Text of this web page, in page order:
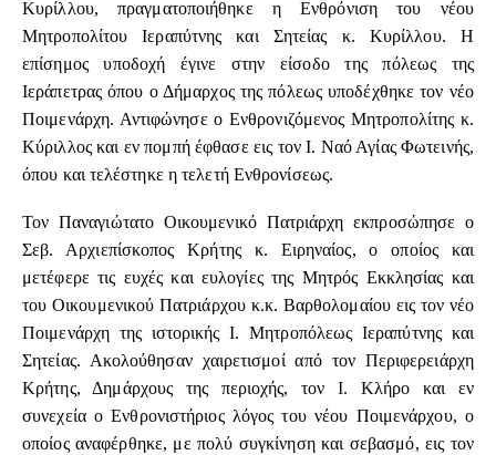
Κυρίλλου, πραγματοποιήθηκε η Ενθρόνιση του νέου
Μητροπολίτου Ιεραπύτνης και Σητείας κ. Κυρίλλου. Η
επίσημος υποδοχή έγινε στην είσοδο της πόλεως της
Ιεράπετρας όπου ο Δήμαρχος της πόλεως υποδέχθηκε τον νέο
Ποιμενάρχη. Αντιφώνησε ο Ενθρονιζόμενος Μητροπολίτης κ.
Κύριλλος και εν πομπή έφθασε εις τον Ι. Ναό Αγίας Φωτεινής,
όπου και τελέστηκε η τελετή Ενθρονίσεως.
Τον Παναγιώτατο Οικουμενικό Πατριάρχη εκπροσώπησε ο
Σεβ. Αρχιεπίσκοπος Κρήτης κ. Ειρηναίος, ο οποίος και
μετέφερε τις ευχές και ευλογίες της Μητρός Εκκλησίας και
του Οικουμενικού Πατριάρχου κ.κ. Βαρθολομαίου εις τον νέο
Ποιμενάρχη της ιστορικής Ι. Μητροπόλεως Ιεραπύτνης και
Σητείας. Ακολούθησαν χαιρετισμοί από τον Περιφερειάρχη
Κρήτης, Δημάρχους της περιοχής, τον Ι. Κλήρο και εν
συνεχεία ο Ενθρονιστήριος λόγος του νέου Ποιμενάρχου, ο
οποίος αναφέρθηκε, με πολύ συγκίνηση και σεβασμό, εις τον